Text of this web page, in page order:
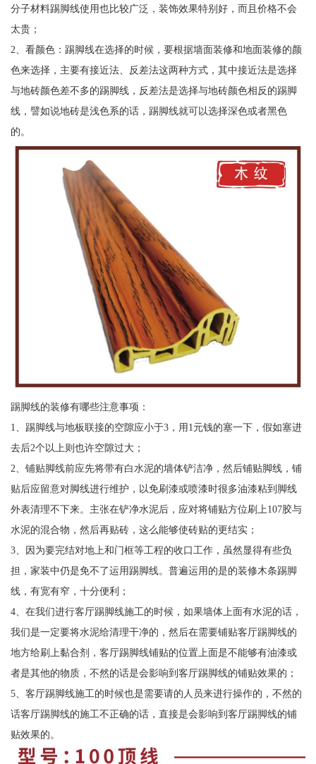
分子材料踢脚线使用也比较广泛，装饰效果特别好，而且价格不会
太贵；
2、看颜色：踢脚线在选择的时候，要根据墙面装修和地面装修的颜
色来选择，主要有接近法、反差法这两种方式，其中接近法是选择
与地砖颜色差不多的踢脚线，反差法是选择与地砖颜色相反的踢脚
线，譬如说地砖是浅色系的话，踢脚线就可以选择深色或者黑色
的。
踢脚线的装修有哪些注意事项：
1、踢脚线与地板联接的空隙应小于3，用1元钱的塞一下，假如塞进
去后2个以上则也许空隙过大；
2、铺贴脚线前应先将带有白水泥的墙体铲洁净，然后铺贴脚线，铺
贴后应留意对脚线进行维护，以免刷漆或喷漆时很多油漆粘到脚线
外表清理不下来。主张在铲净水泥后，应对将铺贴方位刷上107胶与
水泥的混合物，然后再贴砖，这么能够使砖贴的更结实；
3、因为要完结对地上和门框等工程的收口工作，虽然显得有些负
担，家装中仍是免不了运用踢脚线。普遍运用的是的装修木条踢脚
线，有宽有窄，十分便利；
4、在我们进行客厅踢脚线施工的时候，如果墙体上面有水泥的话，
我们是一定要将水泥给清理干净的，然后在需要铺贴客厅踢脚线的
地方给刷上黏合剂，客厅踢脚线铺贴的位置上面是不能够有油漆或
者是其他的物质，不然的话是会影响到客厅踢脚线的铺贴效果的；
5、客厅踢脚线施工的时候也是需要请的人员来进行操作的，不然的
话客厅踢脚线的施工不正确的话，直接是会影响到客厅踢脚线的铺
贴效果的。